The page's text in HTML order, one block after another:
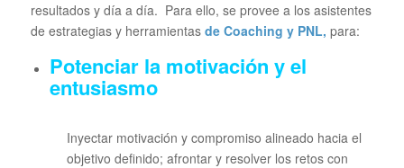
resultados y día a día. Para ello, se provee a los asistentes
de estrategias y herramientas de Coaching y PNL, para:
Potenciar la motivación y el
entusiasmo
Inyectar motivación y compromiso alineado hacia el
objetivo definido; afrontar y resolver los retos con